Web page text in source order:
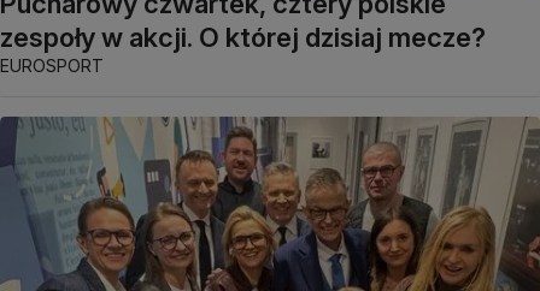
zespoły w akcji. O której dzisiaj mecze?
EUROSPORT